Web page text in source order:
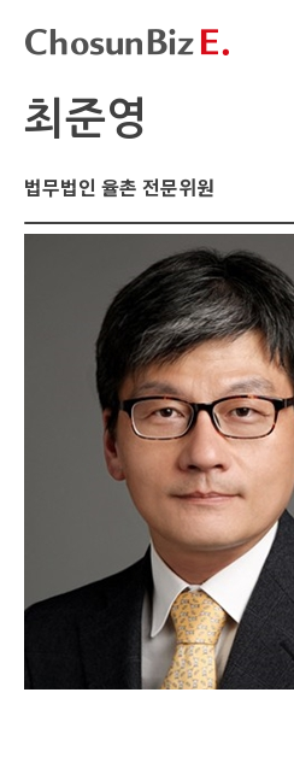
최준영
법무법인 율촌 전문위원